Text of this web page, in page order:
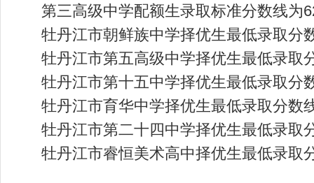
第三高级中学配额生录取标准分数线为
牡丹江市朝鲜族中学择优生最低录取分
牡丹江市第五高级中学择优生最低录取
牡丹江市第十五中学择优生最低录取分
牡丹江市育华中学择优生最低录取分数
牡丹江市第二十四中学择优生最低录取
牡丹江市睿恒美术高中择优生最低录取